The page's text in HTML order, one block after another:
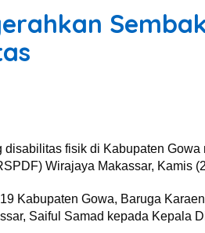
fisik di Kabupaten
Wirajaya Makassar, Kamis
Kabupaten Gowa, Baruga
Saiful Samad kepada Kepala